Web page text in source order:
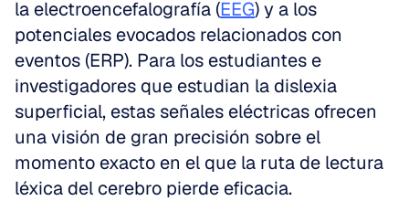
la electroencefalografía (EEG) y a los
potenciales evocados relacionados con
eventos (ERP). Para los estudiantes e
investigadores que estudian la dislexia
superficial, estas señales eléctricas ofrecen
una visión de gran precisión sobre el
momento exacto en el que la ruta de lectura
léxica del cerebro pierde eficacia.